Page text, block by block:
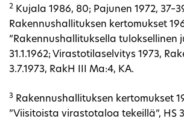
2 Kujala 1986, 80; Pajunen 1972,
Rakennushallituksen kertomukset
”Rakennushallituksella tuloksellinen
31.1.1962; Virastotilaselvitys 1973,
3.7.1973, RakH III Ma:4, KA.
3
Rakennushallituksen kertomukset
”Viisitoista virastotaloa tekeillä”, HS